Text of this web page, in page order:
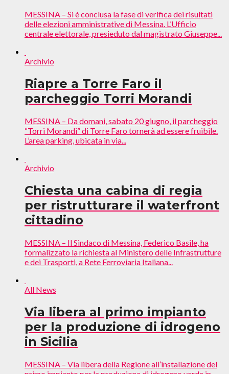
MESSINA – Si è conclusa la fase di verifica dei risultati
delle elezioni amministrative di Messina. L’Ufficio
centrale elettorale, presieduto dal magistrato Giuseppe...
Archivio
Riapre a Torre Faro il
parcheggio Torri Morandi
MESSINA – Da domani, sabato 20 giugno, il parcheggio
“Torri Morandi” di Torre Faro tornerà ad essere fruibile.
L’area parking, ubicata in via...
Archivio
Chiesta una cabina di regia
per ristrutturare il waterfront
cittadino
MESSINA – Il Sindaco di Messina, Federico Basile, ha
formalizzato la richiesta al Ministero delle Infrastrutture
e dei Trasporti, a Rete Ferroviaria Italiana...
All News
Via libera al primo impianto
per la produzione di idrogeno
in Sicilia
MESSINA – Via libera della Regione all’installazione del